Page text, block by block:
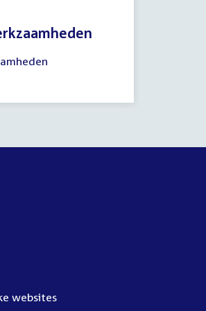
websites